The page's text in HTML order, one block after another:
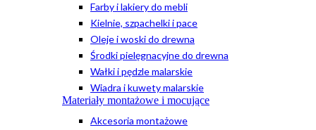
Farby i lakiery do mebli
Kielnie, szpachelki i pace
Oleje i woski do drewna
Środki pielęgnacyjne do drewna
Wałki i pędzle malarskie
Wiadra i kuwety malarskie
Materiały montażowe i mocujące
Akcesoria montażowe